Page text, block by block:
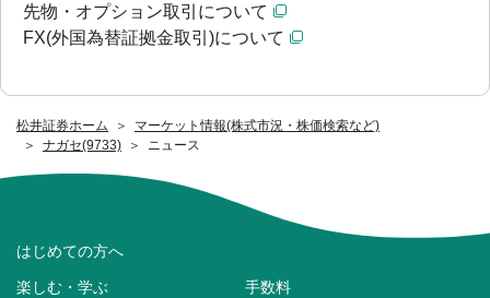
松井証券ホーム
マーケット情報(株式市況・株価検索など)
ナガセ(9733)
ニュース
先物・オプション取引について
FX(外国為替証拠金取引)について
はじめての方へ
楽しむ・学ぶ 手数料